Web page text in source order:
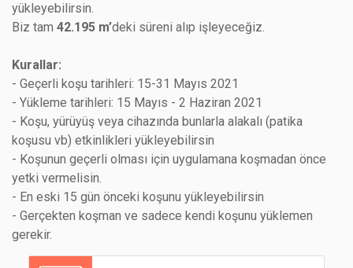
yükleyebilirsin.
Biz tam 42.195 m’deki süreni alıp işleyeceğiz.
Kurallar:
- Geçerli koşu tarihleri: 15-31 Mayıs 2021
- Yükleme tarihleri: 15 Mayıs - 2 Haziran 2021
- Koşu, yürüyüş veya cihazında bunlarla alakalı (patika
koşusu vb) etkinlikleri yükleyebilirsin
- Koşunun geçerli olması için uygulamana koşmadan önce
yetki vermelisin.
- En eski 15 gün önceki koşunu yükleyebilirsin
- Gerçekten koşman ve sadece kendi koşunu yüklemen
gerekir.